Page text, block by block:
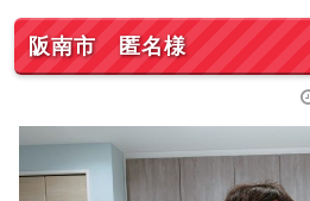
阪南市 匿名様